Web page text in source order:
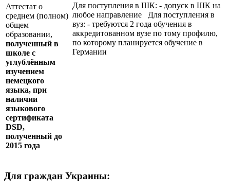
Для поступления в ШК: - допуск в ШК на
любое направление Для поступления в
вуз: - требуются 2 года обучения в
аккредитованном вузе по тому профилю,
по которому планируется обучение в
Германии
Аттестат о
среднем (полном)
общем
образовании,
полученный в
школе с
углублённым
изучением
немецкого
языка, при
наличии
языкового
сертификата
DSD,
полученный до
2015 года
Для граждан Украины: